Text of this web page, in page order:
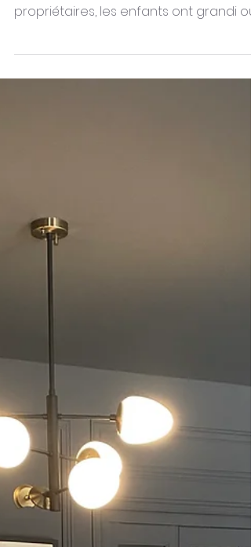
Choisir la rénovation quand l’achat d’un
propriétaires, les enfants ont grandi ou